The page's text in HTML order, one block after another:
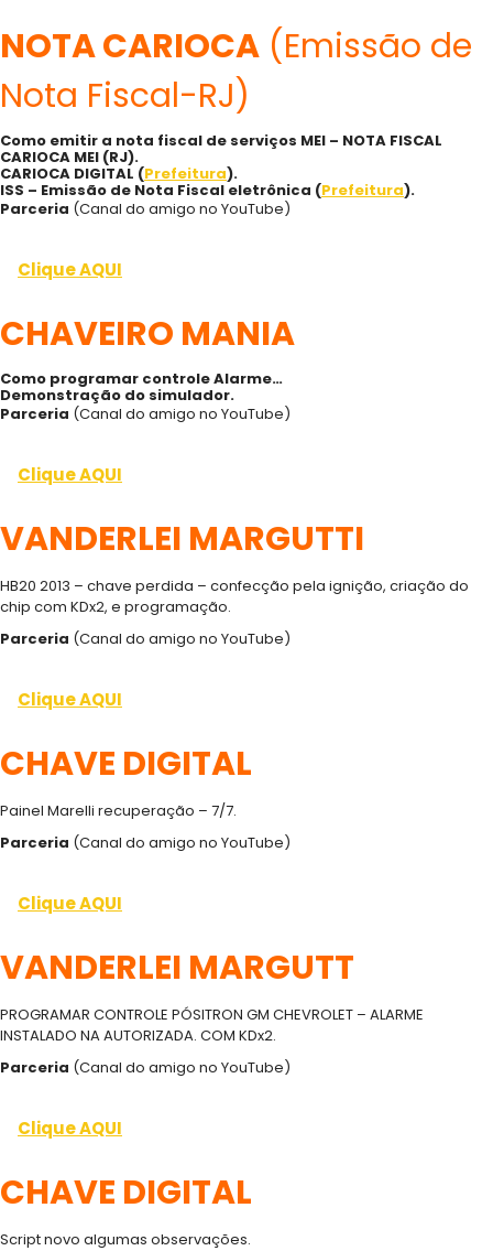
NOTA CARIOCA (Emissão de
Nota Fiscal-RJ)
Como emitir a nota fiscal de serviços MEI – NOTA FISCAL
CARIOCA MEI (RJ).
CARIOCA DIGITAL (Prefeitura).
ISS – Emissão de Nota Fiscal eletrônica (Prefeitura).
Parceria (Canal do amigo no YouTube)
Clique AQUI
CHAVEIRO MANIA
Como programar controle Alarme…
Demonstração do simulador.
Parceria (Canal do amigo no YouTube)
Clique AQUI
VANDERLEI MARGUTTI
HB20 2013 – chave perdida – confecção pela ignição, criação do
chip com KDx2, e programação.
Parceria (Canal do amigo no YouTube)
Clique AQUI
CHAVE DIGITAL
Painel Marelli recuperação – 7/7.
Parceria (Canal do amigo no YouTube)
Clique AQUI
VANDERLEI MARGUTT
PROGRAMAR CONTROLE PÓSITRON GM CHEVROLET – ALARME
INSTALADO NA AUTORIZADA. COM KDx2.
Parceria (Canal do amigo no YouTube)
Clique AQUI
CHAVE DIGITAL
Script novo algumas observações.